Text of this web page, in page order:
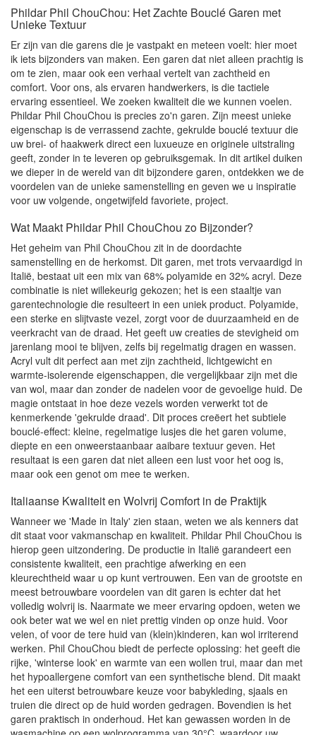
Phildar Phil ChouChou: Het Zachte Bouclé Garen met
Unieke Textuur
Er zijn van die garens die je vastpakt en meteen voelt: hier moet
ik iets bijzonders van maken. Een garen dat niet alleen prachtig is
om te zien, maar ook een verhaal vertelt van zachtheid en
comfort. Voor ons, als ervaren handwerkers, is die tactiele
ervaring essentieel. We zoeken kwaliteit die we kunnen voelen.
Phildar Phil ChouChou is precies zo'n garen. Zijn meest unieke
eigenschap is de verrassend zachte, gekrulde bouclé textuur die
uw brei- of haakwerk direct een luxueuze en originele uitstraling
geeft, zonder in te leveren op gebruiksgemak. In dit artikel duiken
we dieper in de wereld van dit bijzondere garen, ontdekken we de
voordelen van de unieke samenstelling en geven we u inspiratie
voor uw volgende, ongetwijfeld favoriete, project.
Wat Maakt Phildar Phil ChouChou zo Bijzonder?
Het geheim van Phil ChouChou zit in de doordachte
samenstelling en de herkomst. Dit garen, met trots vervaardigd in
Italië, bestaat uit een mix van 68% polyamide en 32% acryl. Deze
combinatie is niet willekeurig gekozen; het is een staaltje van
garentechnologie die resulteert in een uniek product. Polyamide,
een sterke en slijtvaste vezel, zorgt voor de duurzaamheid en de
veerkracht van de draad. Het geeft uw creaties de stevigheid om
jarenlang mooi te blijven, zelfs bij regelmatig dragen en wassen.
Acryl vult dit perfect aan met zijn zachtheid, lichtgewicht en
warmte-isolerende eigenschappen, die vergelijkbaar zijn met die
van wol, maar dan zonder de nadelen voor de gevoelige huid. De
magie ontstaat in hoe deze vezels worden verwerkt tot de
kenmerkende 'gekrulde draad'. Dit proces creëert het subtiele
bouclé-effect: kleine, regelmatige lusjes die het garen volume,
diepte en een onweerstaanbaar aaibare textuur geven. Het
resultaat is een garen dat niet alleen een lust voor het oog is,
maar ook een genot om mee te werken.
Italiaanse Kwaliteit en Wolvrij Comfort in de Praktijk
Wanneer we 'Made in Italy' zien staan, weten we als kenners dat
dit staat voor vakmanschap en kwaliteit. Phildar Phil ChouChou is
hierop geen uitzondering. De productie in Italië garandeert een
consistente kwaliteit, een prachtige afwerking en een
kleurechtheid waar u op kunt vertrouwen. Een van de grootste en
meest betrouwbare voordelen van dit garen is echter dat het
volledig wolvrij is. Naarmate we meer ervaring opdoen, weten we
ook beter wat we wel en niet prettig vinden op onze huid. Voor
velen, of voor de tere huid van (klein)kinderen, kan wol irriterend
werken. Phil ChouChou biedt de perfecte oplossing: het geeft die
rijke, 'winterse look' en warmte van een wollen trui, maar dan met
het hypoallergene comfort van een synthetische blend. Dit maakt
het een uiterst betrouwbare keuze voor babykleding, sjaals en
truien die direct op de huid worden gedragen. Bovendien is het
garen praktisch in onderhoud. Het kan gewassen worden in de